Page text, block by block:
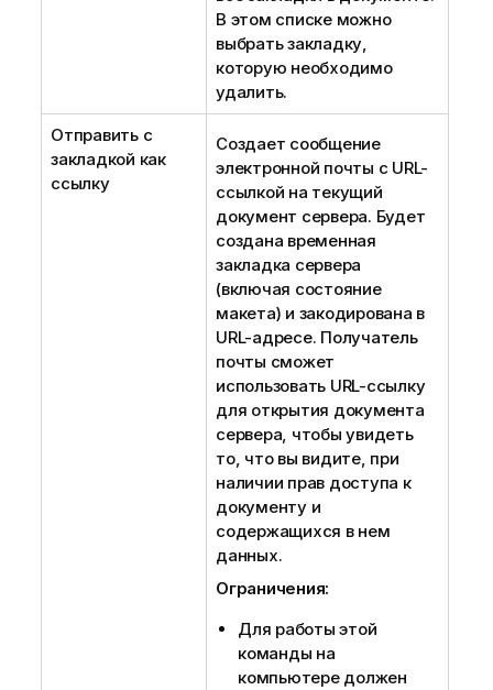
В этом списке можно
выбрать закладку,
которую необходимо
удалить.
Отправить с
закладкой как
ссылку
Создает сообщение
электронной почты с URL-
ссылкой на текущий
документ сервера. Будет
создана временная
закладка сервера
(включая состояние
макета) и закодирована в
URL-адресе. Получатель
почты сможет
использовать URL-ссылку
для открытия документа
сервера, чтобы увидеть
то, что вы видите, при
наличии прав доступа к
документу и
содержащихся в нем
данных.
Ограничения:
Для работы этой
команды на
компьютере должен